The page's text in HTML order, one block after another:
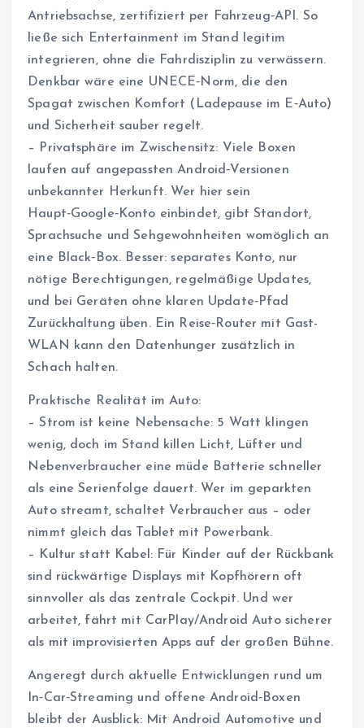
Antriebsachse, zertifiziert per Fahrzeug‑API. So
ließe sich Entertainment im Stand legitim
integrieren, ohne die Fahrdisziplin zu verwässern.
Denkbar wäre eine UNECE‑Norm, die den
Spagat zwischen Komfort (Ladepause im E‑Auto)
und Sicherheit sauber regelt.
– Privatsphäre im Zwischensitz: Viele Boxen
laufen auf angepassten Android‑Versionen
unbekannter Herkunft. Wer hier sein
Haupt‑Google‑Konto einbindet, gibt Standort,
Sprachsuche und Sehgewohnheiten womöglich an
eine Black‑Box. Besser: separates Konto, nur
nötige Berechtigungen, regelmäßige Updates,
und bei Geräten ohne klaren Update‑Pfad
Zurückhaltung üben. Ein Reise‑Router mit Gast-
WLAN kann den Datenhunger zusätzlich in
Schach halten.
Praktische Realität im Auto:
– Strom ist keine Nebensache: 5 Watt klingen
wenig, doch im Stand killen Licht, Lüfter und
Nebenverbraucher eine müde Batterie schneller
als eine Serienfolge dauert. Wer im geparkten
Auto streamt, schaltet Verbraucher aus – oder
nimmt gleich das Tablet mit Powerbank.
– Kultur statt Kabel: Für Kinder auf der Rückbank
sind rückwärtige Displays mit Kopfhörern oft
sinnvoller als das zentrale Cockpit. Und wer
arbeitet, fährt mit CarPlay/Android Auto sicherer
als mit improvisierten Apps auf der großen Bühne.
Angeregt durch aktuelle Entwicklungen rund um
In‑Car‑Streaming und offene Android‑Boxen
bleibt der Ausblick: Mit Android Automotive und